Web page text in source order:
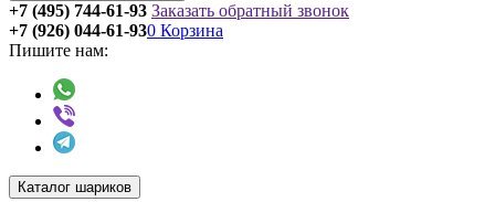
+7 (495) 744-61-93 Заказать обратный звонок
+7 (926) 044-61-93
Пишите нам:
0 Корзина
Каталог шариков